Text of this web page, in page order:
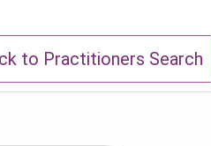
to Practitioners Search